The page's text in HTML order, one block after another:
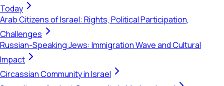
Today
Arab Citizens of Israel: Rights, Political Participation,
Challenges
Russian-Speaking Jews: Immigration Wave and Cultural
Impact
Circassian Community in Israel